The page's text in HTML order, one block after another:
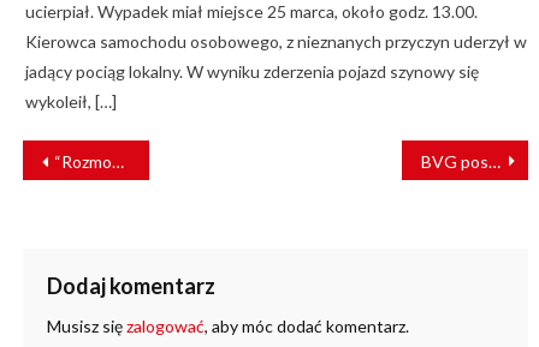
ucierpiał. Wypadek miał miejsce 25 marca, około godz. 13.00.
Kierowca samochodu osobowego, z nieznanych przyczyn uderzył w
jadący pociąg lokalny. W wyniku zderzenia pojazd szynowy się
wykoleił, […]
NAWIGACJA
WPISU
“Rozmowy z DB utknęły w martwym punkcie”. Niemieccy kolejarze nie wykluczają dalszych strajków BVG poszukuje wykonawcy odzieży służbowej
Dodaj komentarz
Musisz sięzalogować, aby móc dodać komentarz.